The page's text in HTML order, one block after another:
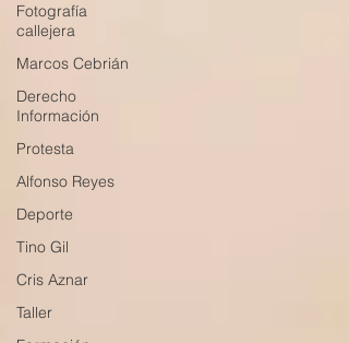
Fotografía
callejera
Marcos Cebrián
Derecho
Información
Protesta
Alfonso Reyes
Deporte
Tino Gil
Cris Aznar
Taller